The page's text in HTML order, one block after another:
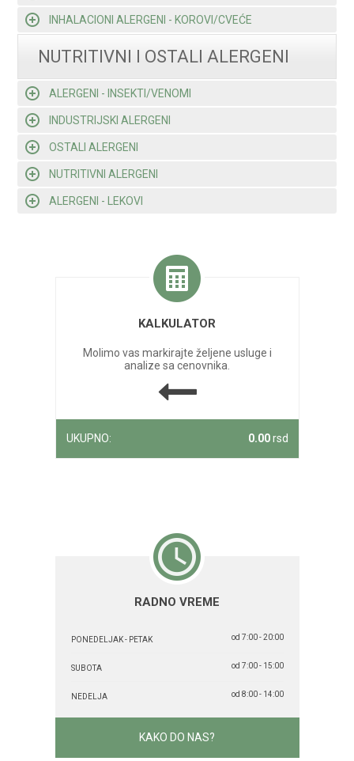
INHALACIONI ALERGENI - KOROVI/CVEĆE
NUTRITIVNI I OSTALI ALERGENI
ALERGENI - INSEKTI/VENOMI
INDUSTRIJSKI ALERGENI
OSTALI ALERGENI
NUTRITIVNI ALERGENI
ALERGENI - LEKOVI
KALKULATOR
Molimo vas markirajte željene usluge i
analize sa cenovnika.
UKUPNO: 0.00rsd
RADNO VREME
PONEDELJAK - PETAK od 7:00 - 20:00
SUBOTA od 7:00 - 15:00
NEDELJA od 8:00 - 14:00
KAKO DO NAS?